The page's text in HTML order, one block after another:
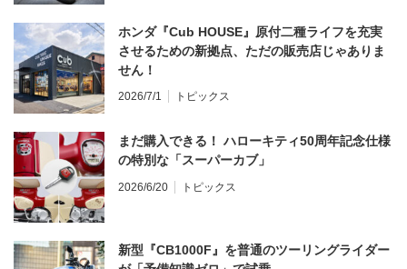
ホンダ『Cub HOUSE』原付二種ライフを充実
させるための新拠点、ただの販売店じゃありま
せん！
2026/7/1 トピックス
まだ購入できる！ ハローキティ50周年記念仕様
の特別な「スーパーカブ」
2026/6/20 トピックス
新型『CB1000F』を普通のツーリングライダー